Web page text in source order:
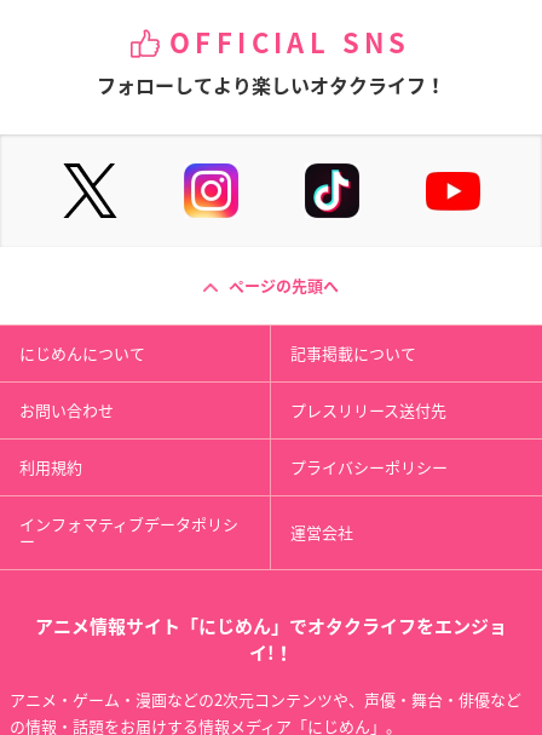
OFFICIAL SNS
フォローしてより楽しいオタクライフ！
ページの先頭へ
にじめんについて 記事掲載について
お問い合わせ プレスリリース送付先
利用規約 プライバシーポリシー
インフォマティブデータポリシ
ー 運営会社
アニメ情報サイト「にじめん」でオタクライフをエンジョ
イ!！
アニメ・ゲーム・漫画などの2次元コンテンツや、声優・舞台・俳優など
の情報・話題をお届けする情報メディア「にじめん」。